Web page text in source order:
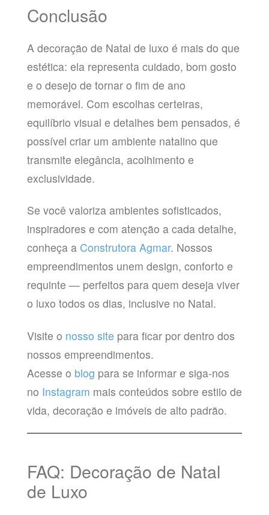
Conclusão
A decoração de Natal de luxo é mais do que
estética: ela representa cuidado, bom gosto
e o desejo de tornar o fim de ano
memorável. Com escolhas certeiras,
equilíbrio visual e detalhes bem pensados, é
possível criar um ambiente natalino que
transmite elegância, acolhimento e
exclusividade.
Se você valoriza ambientes sofisticados,
inspiradores e com atenção a cada detalhe,
conheça a Construtora Agmar. Nossos
empreendimentos unem design, conforto e
requinte — perfeitos para quem deseja viver
o luxo todos os dias, inclusive no Natal.
Visite o nosso site para ficar por dentro dos
nossos empreendimentos.
Acesse o blog para se informar e siga-nos
no Instagram mais conteúdos sobre estilo de
vida, decoração e imóveis de alto padrão.
FAQ: Decoração de Natal
de Luxo